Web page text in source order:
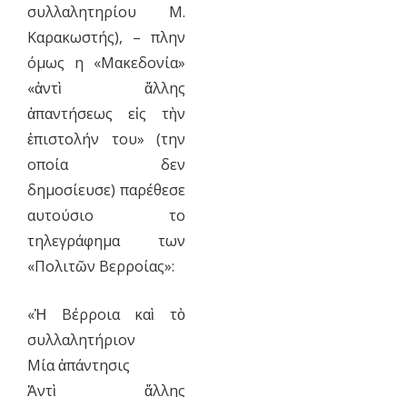
συλλαλητηρίου Μ.
Καρακωστής), – πλην
όμως η «Μακεδονία»
«ἀντὶ ἄλλης
ἀπαντήσεως εἰς τὴν
ἐπιστολήν του» (την
οποία δεν
δημοσίευσε) παρέθεσε
αυτούσιο το
τηλεγράφημα των
«Πολιτῶν Βερροίας»:
«Ἡ Βέρροια καὶ τὸ
συλλαλητήριον
Μία ἀπάντησις
Ἀντὶ ἄλλης